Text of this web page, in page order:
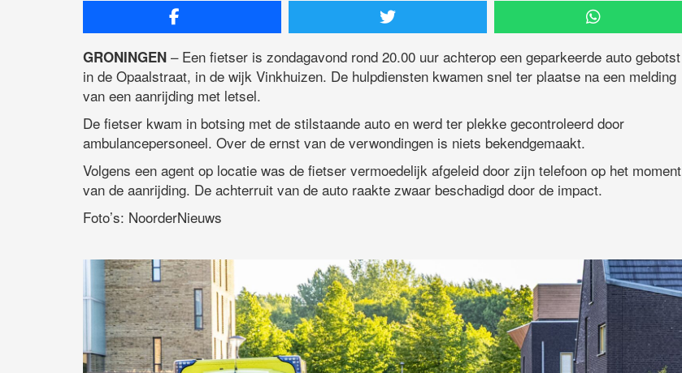
GRONINGEN – Een fietser is zondagavond rond 20.00 uur achterop een geparkeerde auto gebotst
in de Opaalstraat, in de wijk Vinkhuizen. De hulpdiensten kwamen snel ter plaatse na een melding
van een aanrijding met letsel.
De fietser kwam in botsing met de stilstaande auto en werd ter plekke gecontroleerd door
ambulancepersoneel. Over de ernst van de verwondingen is niets bekendgemaakt.
Volgens een agent op locatie was de fietser vermoedelijk afgeleid door zijn telefoon op het moment
van de aanrijding. De achterruit van de auto raakte zwaar beschadigd door de impact.
Foto’s: NoorderNieuws